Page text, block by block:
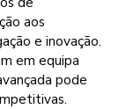
aos
e inovação.
em equipa
pode